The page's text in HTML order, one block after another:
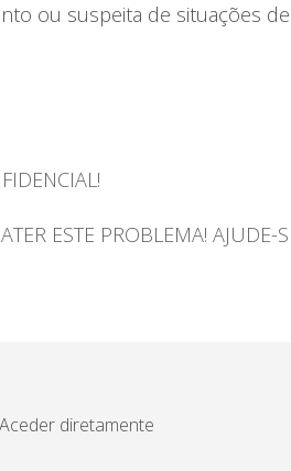
ou suspeita de situações
ESTE PROBLEMA! AJUDE-
Aceder diretamente